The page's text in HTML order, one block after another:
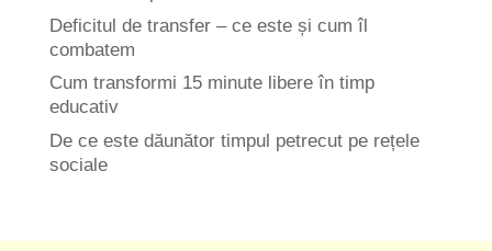
Deficitul de transfer – ce este și cum îl
combatem
Cum transformi 15 minute libere în timp
educativ
De ce este dăunător timpul petrecut pe rețele
sociale